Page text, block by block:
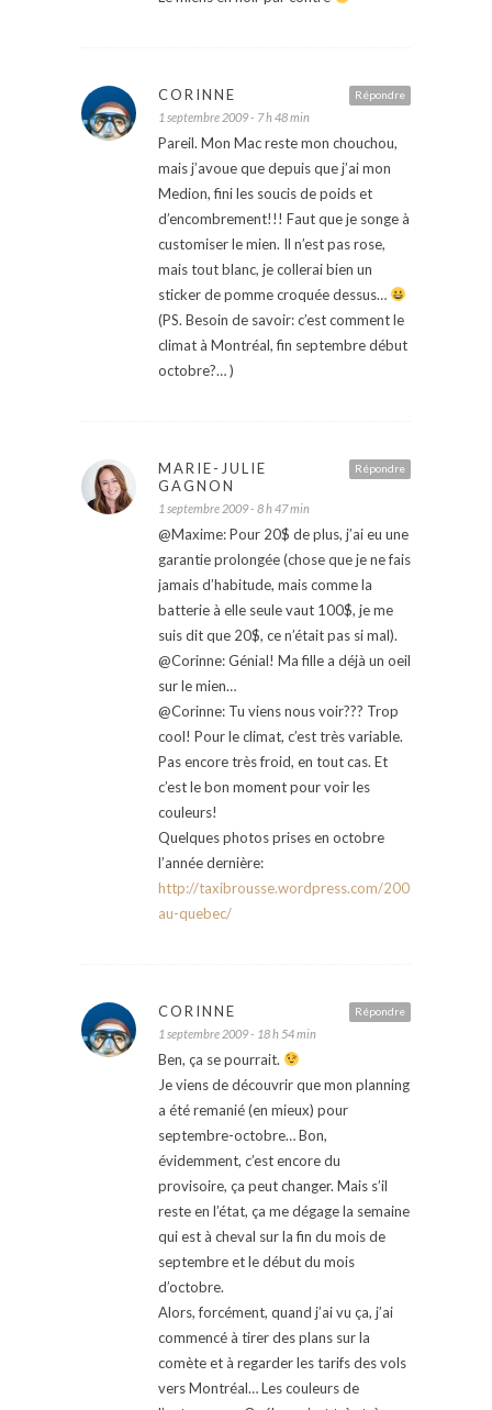
Répondre
CORINNE
1 septembre 2009 - 7 h 48 min
Pareil. Mon Mac reste mon chouchou,
mais j’avoue que depuis que j’ai mon
Medion, fini les soucis de poids et
d’encombrement!!! Faut que je songe à
customiser le mien. Il n’est pas rose,
mais tout blanc, je collerai bien un
sticker de pomme croquée dessus…
(PS. Besoin de savoir: c’est comment le
climat à Montréal, fin septembre début
octobre?… )
Répondre
MARIE-JULIE
GAGNON
1 septembre 2009 - 8 h 47 min
@Maxime: Pour 20$ de plus, j’ai eu une
garantie prolongée (chose que je ne fais
jamais d’habitude, mais comme la
batterie à elle seule vaut 100$, je me
suis dit que 20$, ce n’était pas si mal).
@Corinne: Génial! Ma fille a déjà un oeil
sur le mien…
@Corinne: Tu viens nous voir??? Trop
cool! Pour le climat, c’est très variable.
Pas encore très froid, en tout cas. Et
c’est le bon moment pour voir les
couleurs!
Quelques photos prises en octobre
l’année dernière:
http://taxibrousse.wordpress.com/2008/10/14/
au-quebec/
Répondre
CORINNE
1 septembre 2009 - 18 h 54 min
Ben, ça se pourrait.
Je viens de découvrir que mon planning
a été remanié (en mieux) pour
septembre-octobre… Bon,
évidemment, c’est encore du
provisoire, ça peut changer. Mais s’il
reste en l’état, ça me dégage la semaine
qui est à cheval sur la fin du mois de
septembre et le début du mois
d’octobre.
Alors, forcément, quand j’ai vu ça, j’ai
commencé à tirer des plans sur la
comète et à regarder les tarifs des vols
vers Montréal… Les couleurs de